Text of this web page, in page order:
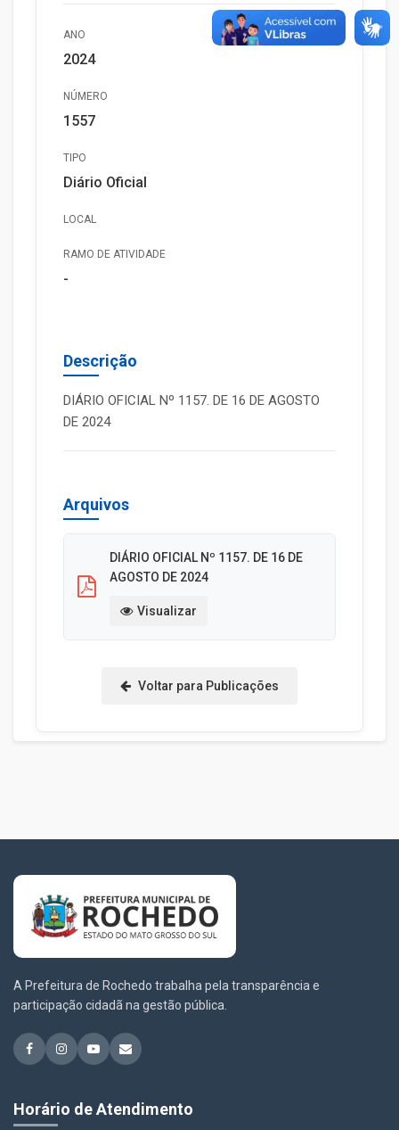
ANO
2024
NÚMERO
1557
TIPO
Diário Oficial
LOCAL
RAMO DE ATIVIDADE
-
Descrição
DIÁRIO OFICIAL Nº 1157. DE 16 DE AGOSTO
DE 2024
Arquivos
DIÁRIO OFICIAL Nº 1157. DE 16 DE
AGOSTO DE 2024
Visualizar
Voltar para Publicações
A Prefeitura de Rochedo trabalha pela transparência e
participação cidadã na gestão pública.
Horário de Atendimento